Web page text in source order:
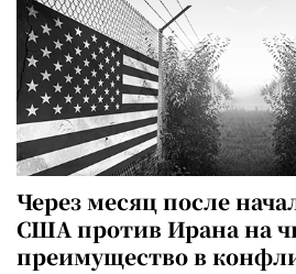
Через месяц после
США против Ирана на
преимущество в